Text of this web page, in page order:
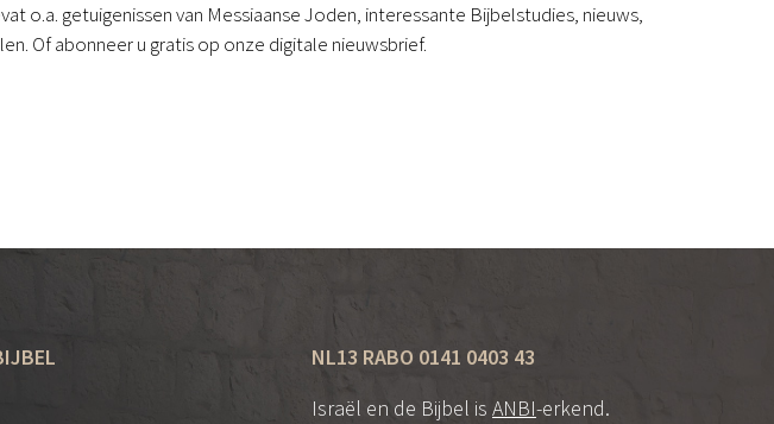
o.a. getuigenissen van Messiaanse Joden, interessante Bijbelstudies, nieuws,
Of abonneer u gratis op onze digitale nieuwsbrief.
NL13 RABO 0141 0403 43
Israël en de Bijbel is ANBI-erkend.